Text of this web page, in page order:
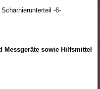
-6-
Messgeräte sowie Hilfsmittel